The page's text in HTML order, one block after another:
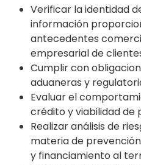
Verificar la identidad
información
antecedentes
empresarial de
Cumplir con
aduaneras y
Evaluar el
crédito y viabilidad de
Realizar análisis de
materia de
y financiamiento al